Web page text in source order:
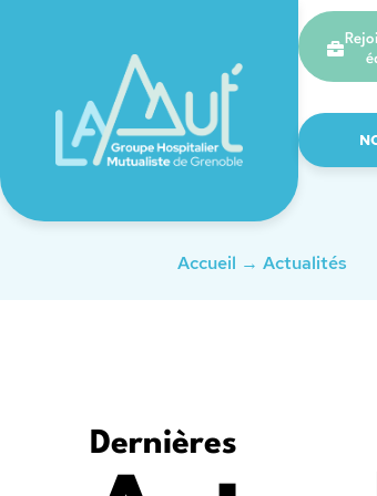
Accueil → Actualités
Dernières